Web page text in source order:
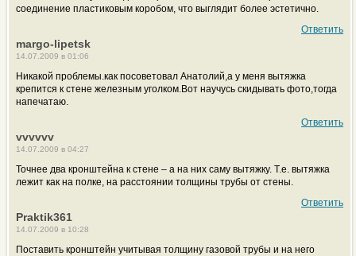
соединение пластиковым коробом, что выглядит более эстетично.
Ответить
margo-lipetsk
14.07.2009 в 01:06
Никакой проблемы.как посоветовал Анатолий,а у меня вытяжка
крепится к стене железным уголком.Вот научусь скидывать фото,тогда
напечатаю.
Ответить
vvvvvv
14.07.2009 в 04:27
Точнее два кронштейна к стене – а на них саму вытяжку. Т.е. вытяжка
лежит как на полке, на расстоянии толщины трубы от стены.
Ответить
Praktik361
14.07.2009 в 10:28
Поставить кронштейн учитывая толщину газовой трубы и на него